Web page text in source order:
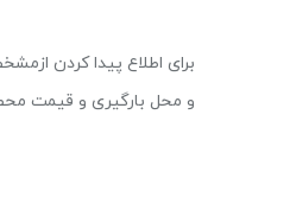
برای اطلاع پیدا کردن
و محل بارگیری و قیمت